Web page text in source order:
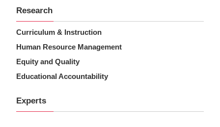
Research
Curriculum & Instruction
Human Resource Management
Equity and Quality
Educational Accountability
Experts